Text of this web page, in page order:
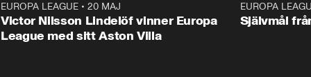
EUROPA LEAGUE • 20 MAJ
Victor Nilsson Lindelöf vinner Europa
League med sitt Aston Villa
EUROPA
Självmål